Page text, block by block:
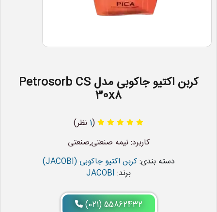
کربن اکتیو جاکوبی مدل Petrosorb CS
30x8
(
1 نظر)
کاربرد: نیمه صنعتی,صنعتی
دسته بندی:کربن اکتیو جاکوبی (JACOBI)
برند: JACOBI
(021) 55862432